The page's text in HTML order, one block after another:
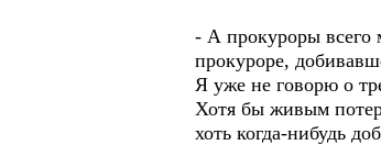
- А прокуроры всего
прокуроре,
Я уже не говорю о
Хотя бы живым
хоть когда-нибудь